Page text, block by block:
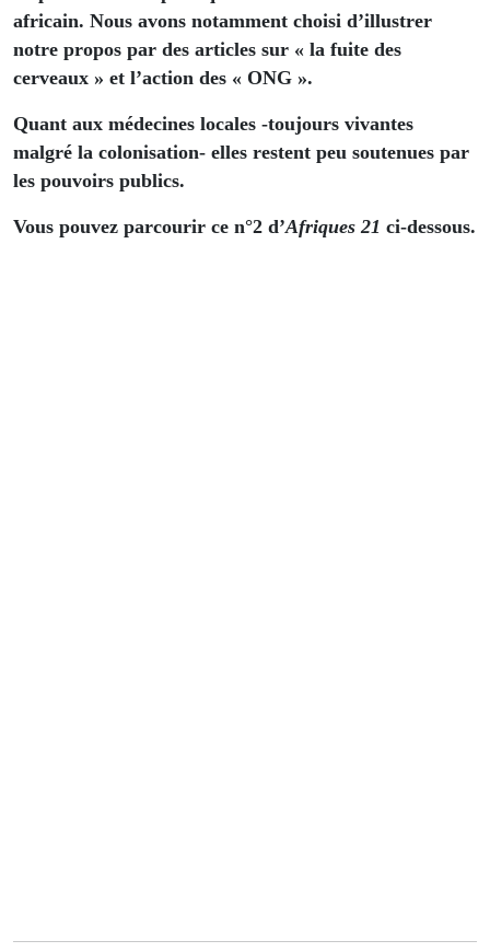
africain. Nous avons notamment choisi d’illustrer
notre propos par des articles sur « la fuite des
cerveaux » et l’action des « ONG ».
Quant aux médecines locales -toujours vivantes
malgré la colonisation- elles restent peu soutenues par
les pouvoirs publics.
Vous pouvez parcourir ce n°2 d’Afriques 21 ci-dessous.